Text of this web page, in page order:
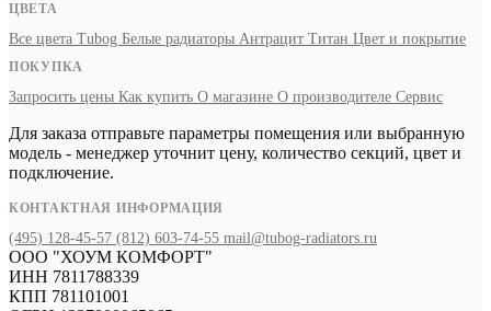
ЦВЕТА
Все цвета Tubog Белые радиаторы Антрацит Титан Цвет и покрытие
ПОКУПКА
Запросить цены Как купить О магазине О производителе Сервис
Для заказа отправьте параметры помещения или выбранную
модель - менеджер уточнит цену, количество секций, цвет и
подключение.
КОНТАКТНАЯ ИНФОРМАЦИЯ
(495) 128-45-57 (812) 603-74-55 mail@tubog-radiators.ru
ООО "ХОУМ КОМФОРТ"
ИНН 7811788339
КПП 781101001